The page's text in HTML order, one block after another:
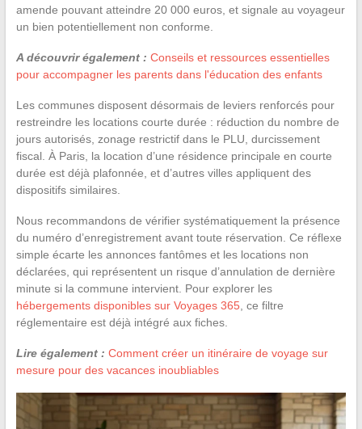
amende pouvant atteindre 20 000 euros, et signale au voyageur
un bien potentiellement non conforme.
A découvrir également : Conseils et ressources essentielles
pour accompagner les parents dans l'éducation des enfants
Les communes disposent désormais de leviers renforcés pour
restreindre les locations courte durée : réduction du nombre de
jours autorisés, zonage restrictif dans le PLU, durcissement
fiscal. À Paris, la location d’une résidence principale en courte
durée est déjà plafonnée, et d’autres villes appliquent des
dispositifs similaires.
Nous recommandons de vérifier systématiquement la présence
du numéro d’enregistrement avant toute réservation. Ce réflexe
simple écarte les annonces fantômes et les locations non
déclarées, qui représentent un risque d’annulation de dernière
minute si la commune intervient. Pour explorer les
hébergements disponibles sur Voyages 365, ce filtre
réglementaire est déjà intégré aux fiches.
Lire également : Comment créer un itinéraire de voyage sur
mesure pour des vacances inoubliables